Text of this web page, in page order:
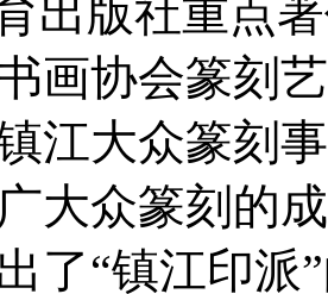
出版社重点
画协会篆刻
江大众篆刻
大众篆刻的
了“镇江印派